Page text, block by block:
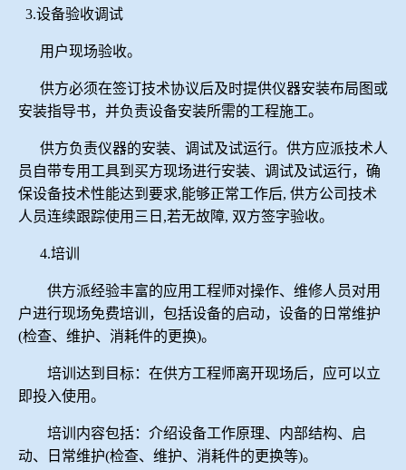
3.设备验收调试
用户现场验收。
供方必须在签订技术协议后及时提供仪器安装布局图或
安装指导书，并负责设备安装所需的工程施工。
供方负责仪器的安装、调试及试运行。供方应派技术人
员自带专用工具到买方现场进行安装、调试及试运行，确
保设备技术性能达到要求,能够正常工作后, 供方公司技术
人员连续跟踪使用三日 ,若无故障, 双方签字验收。
4.培训
供方派经验丰富的应用工程师对操作、维修人员对用
户进行现场免费培训，包括设备的启动，设备的日常维护
(检查、维护、消耗件的更换)。
培训达到目标：在供方工程师离开现场后，应可以立
即投入使用。
培训内容包括：介绍设备工作原理、内部结构、启
动、日常维护(检查、维护、消耗件的更换等)。